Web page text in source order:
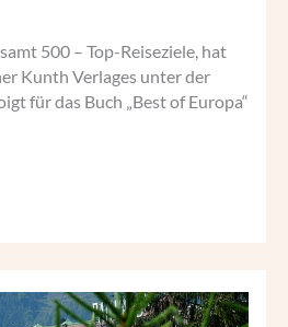
500 – Top-Reiseziele, hat
Kunth Verlages unter der
für das Buch „Best of Europa“